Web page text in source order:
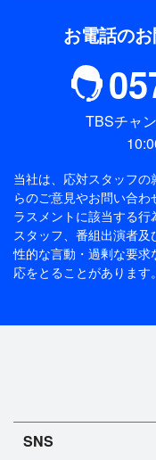
お電話の
TBSチャ
当社は、応対スタッフ
らのご意見やお問い合わ
ラスメントに該当する
スタッフ、番組出演者
性的な言動・過剰な要
応をとることがあります。
SNS